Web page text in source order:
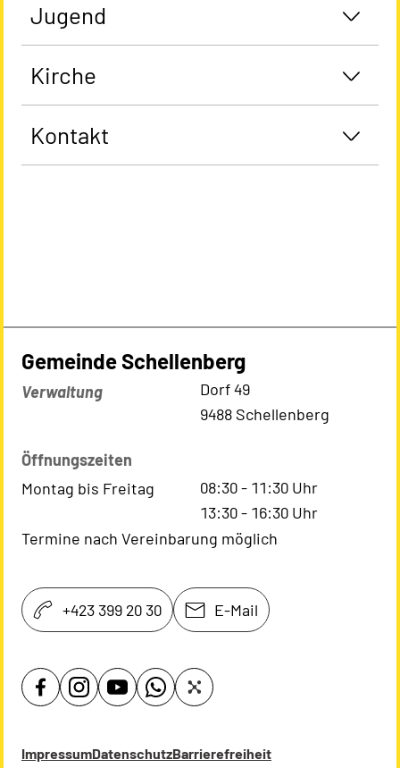
Jugend
Kirche
Kontakt
Gemeinde Schellenberg
Verwaltung
Dorf 49
9488 Schellenberg
Öffnungszeiten
Montag bis Freitag
08:30- 11:30 Uhr
13:30- 16:30 Uhr
Termine nach Vereinbarung möglich
+423 399 20 30 E-Mail
ImpressumDatenschutzBarrierefreiheit